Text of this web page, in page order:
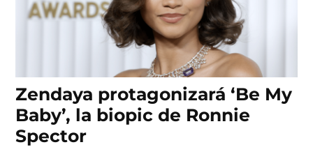
Zendaya protagonizará ‘Be My
Baby’, la biopic de Ronnie
Spector